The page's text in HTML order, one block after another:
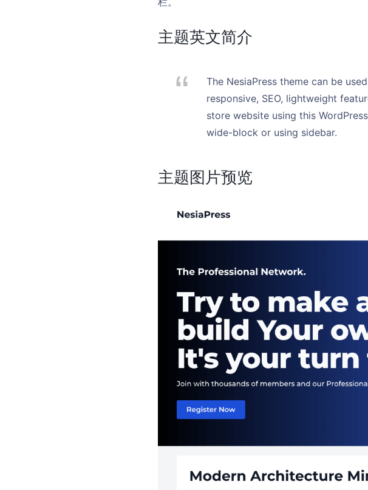
主题英文简介
The NesiaPress theme can be
responsive, SEO, lightweight
store website using this
wide-block or using sidebar.
主题图片预览